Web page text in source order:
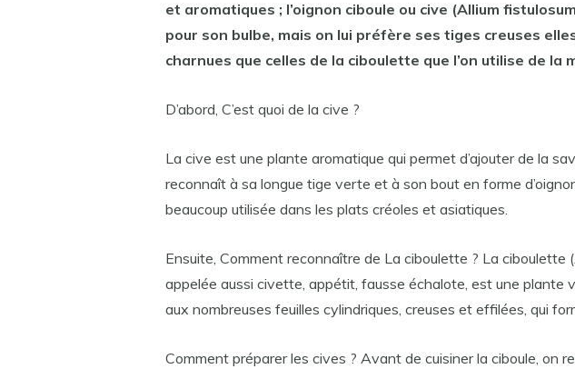
et aromatiques ; l’oignon ciboule ou cive (Allium
pour son bulbe, mais on lui préfère ses tiges creuses
charnues que celles de la ciboulette que l’on utilise de la
D’abord, C’est quoi de la cive ?
La cive est une plante aromatique qui permet d’ajouter de la
reconnaît à sa longue tige verte et à son bout en forme
beaucoup utilisée dans les plats créoles et asiatiques.
Ensuite, Comment reconnaître de La ciboulette ? La ciboulette
appelée aussi civette, appétit, fausse échalote, est une plante
aux nombreuses feuilles cylindriques, creuses et effilées, qui
Comment préparer les cives ? Avant de cuisiner la ciboule, on